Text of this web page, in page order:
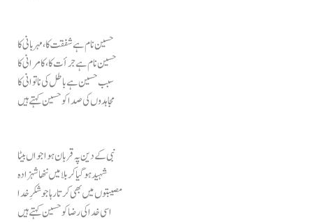
حسین نام ہے شفقت کا، مہربانی کا
حسین نام ہے جرأت کا، کامرانی کا
سبب حسین ہے باطل کی ناتوانی کا
مجاہدوں کی صدا کو حسین کہتے ہیں
نبی کے دین پہ قربان ہوا جواں بیٹا
شہید ہو گیا کربلا میں ننھا شہزادہ
مصیبتوں میں بھی کرتا رہا جو شکرِ خدا
اسی خدا کی رضا کو حسین کہتے ہیں